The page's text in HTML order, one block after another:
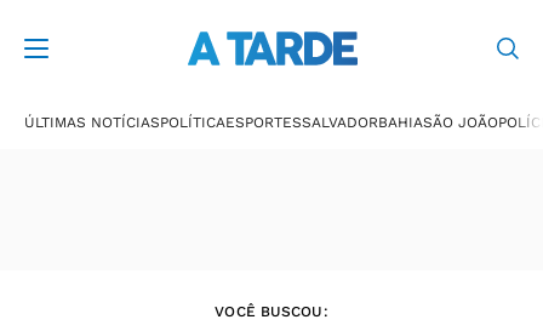
ÚLTIMAS NOTÍCIASPOLÍTICAESPORTESSALVADORBAHIASÃO JOÃO
VOCÊ BUSCOU: